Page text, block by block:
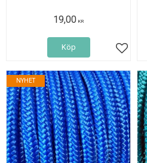
19,00 KR
Lägg
Köp
NYHET